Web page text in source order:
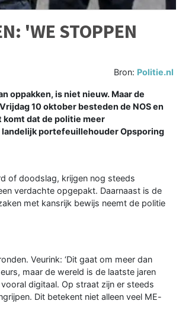
'WE STOPPEN
Bron: Politie.nl
oppakken, is niet nieuw. Maar de
10 oktober besteden de NOS en
komt dat de politie meer
portefeuillehouder Opsporing
of doodslag, krijgen nog steeds
verdachte opgepakt. Daarnaast is de
met kansrijk bewijs neemt de politie
Veurink: ‘Dit gaat om meer dan
maar de wereld is de laatste jaren
digitaal. Op straat zijn er steeds
Dit betekent niet alleen veel ME-